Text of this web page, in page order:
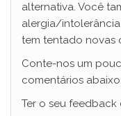
alternativa. Você
alergia/
tem tentado novas
Conte-nos um
comentários abaixo.
Ter o seu feedback